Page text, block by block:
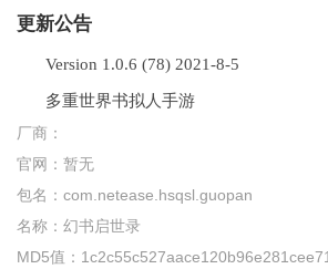
更新公告
Version 1.0.6 (78) 2021-8-5
多重世界书拟人手游
厂商：
官网： 暂无
包名： com.netease.hsqsl.guopan
名称： 幻书启世录
MD5值：